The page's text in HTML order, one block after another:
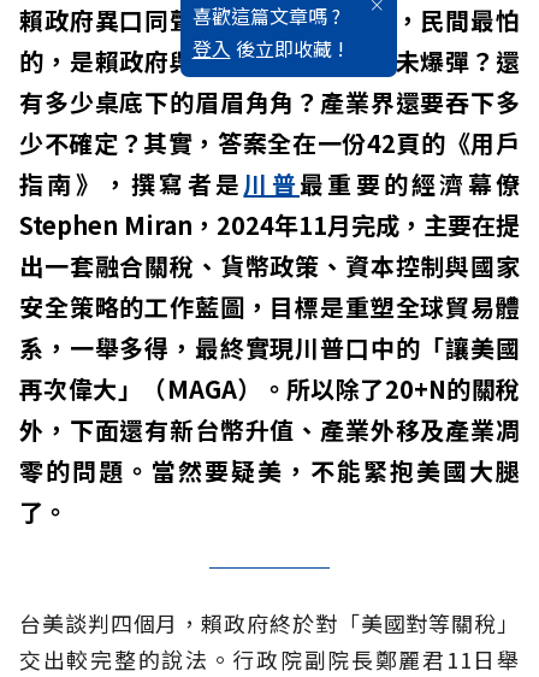
喜歡這篇文章嗎 ?
登入 後立即收藏 !
賴政府異口同聲說，關稅談得很好，民間最怕
的，是賴政府與美國談判還有多少未爆彈？還
有多少桌底下的眉眉角角？產業界還要吞下多
少不確定？其實，答案全在一份42頁的《用戶
指南》，撰寫者是川普最重要的經濟幕僚
Stephen Miran，2024年11月完成，主要在提
出一套融合關稅、貨幣政策、資本控制與國家
安全策略的工作藍圖，目標是重塑全球貿易體
系，一舉多得，最終實現川普口中的「讓美國
再次偉大」（MAGA）。所以除了20+N的關稅
外，下面還有新台幣升值、產業外移及產業凋
零的問題。當然要疑美，不能緊抱美國大腿
了。
台美談判四個月，賴政府終於對「美國對等關稅」
交出較完整的說法。行政院副院長鄭麗君11日舉